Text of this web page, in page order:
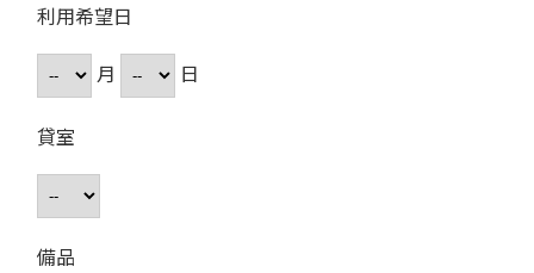
利用希望日
月
日
貸室
備品